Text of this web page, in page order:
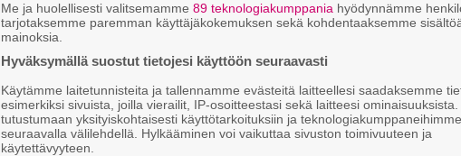
Me ja huolellisesti valitsemamme 89 teknologiakumppania hyödynnämme
tarjotaksemme paremman käyttäjäkokemuksen sekä kohdentaaksemme
mainoksia.
Hyväksymällä suostut tietojesi käyttöön seuraavasti
Käytämme laitetunnisteita ja tallennamme evästeitä laitteellesi saadaksemme
esimerkiksi sivuista, joilla vierailit, IP-osoitteestasi sekä laitteesi
tutustumaan yksityiskohtaisesti käyttötarkoituksiin ja teknologiakumppaneihimme
seuraavalla välilehdellä. Hylkääminen voi vaikuttaa sivuston toimivuuteen ja
käytettävyyteen.